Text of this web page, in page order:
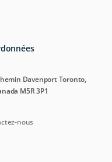
Davenport Toronto,
M5R 3P1
nous